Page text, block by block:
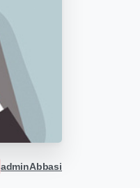
adminAbbasi